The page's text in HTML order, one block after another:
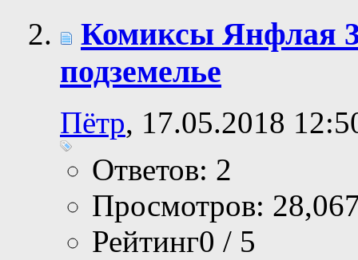
Комиксы Янфлая
подземелье
Пётр, 17.05.2018
Ответов: 2
Просмотров:
Рейтинг0 / 5